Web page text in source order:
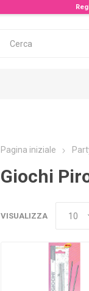
Pagina iniziale
Giochi
VISUALIZZA